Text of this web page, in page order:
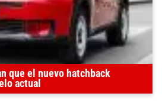
que el nuevo hatchback
actual